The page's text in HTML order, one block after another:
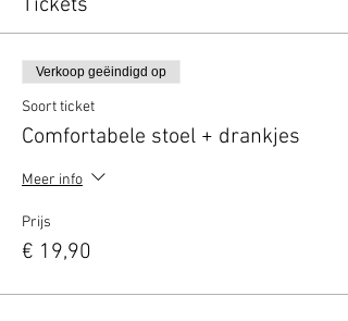
Tickets
Verkoop geëindigd op
Soort ticket
Comfortabele stoel + drankjes
Meer info
Prijs
€ 19,90